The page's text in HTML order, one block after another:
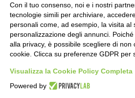
Gestione consensi cookie
Amministrazione trasparente
Pagina visualizzata
821 volte
Sezione Copyright
Copyright 2026 | Engineered and
Parma S.p.A. | Divisione Publishing &
Con il tuo consenso, noi e i nostri
tecnologie simili per archiviare,
personali come, ad esempio, la visita al
personalizzazione degli annunci.
alla privacy, è possibile scegliere di non
cookie. Clicca su preferenze GDPR per
Visualizza la Cookie Policy Completa
Powered by